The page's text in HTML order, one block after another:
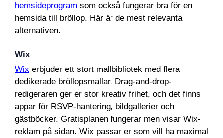
hemsideprogram som också fungerar bra för en
hemsida till bröllop. Här är de mest relevanta
alternativen.
Wix
Wix erbjuder ett stort mallbibliotek med flera
dedikerade bröllopsmallar. Drag-and-drop-
redigeraren ger er stor kreativ frihet, och det finns
appar för RSVP-hantering, bildgallerier och
gästböcker. Gratisplanen fungerar men visar Wix-
reklam på sidan. Wix passar er som vill ha maximal